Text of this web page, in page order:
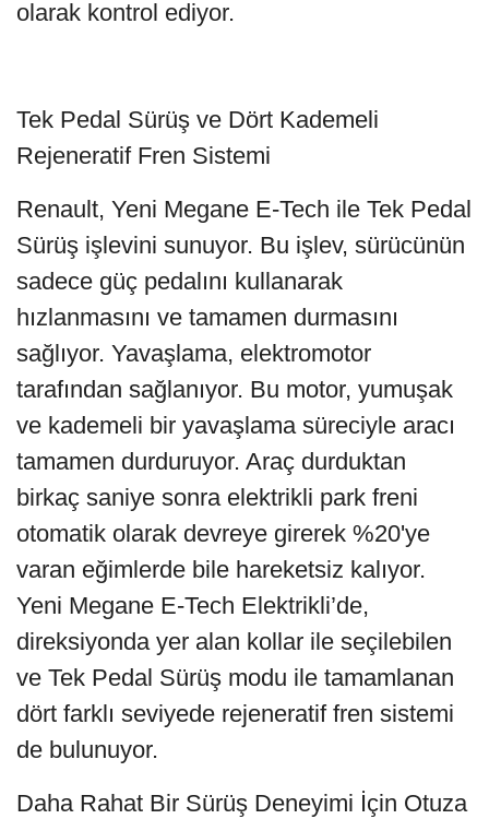
olarak kontrol ediyor.
Tek Pedal Sürüş ve Dört Kademeli
Rejeneratif Fren Sistemi
Renault, Yeni Megane E-Tech ile Tek Pedal
Sürüş işlevini sunuyor. Bu işlev, sürücünün
sadece güç pedalını kullanarak
hızlanmasını ve tamamen durmasını
sağlıyor. Yavaşlama, elektromotor
tarafından sağlanıyor. Bu motor, yumuşak
ve kademeli bir yavaşlama süreciyle aracı
tamamen durduruyor. Araç durduktan
birkaç saniye sonra elektrikli park freni
otomatik olarak devreye girerek %20'ye
varan eğimlerde bile hareketsiz kalıyor.
Yeni Megane E-Tech Elektrikli’de,
direksiyonda yer alan kollar ile seçilebilen
ve Tek Pedal Sürüş modu ile tamamlanan
dört farklı seviyede rejeneratif fren sistemi
de bulunuyor.
Daha Rahat Bir Sürüş Deneyimi İçin Otuza